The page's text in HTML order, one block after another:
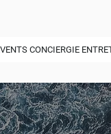
CONCIERGIE